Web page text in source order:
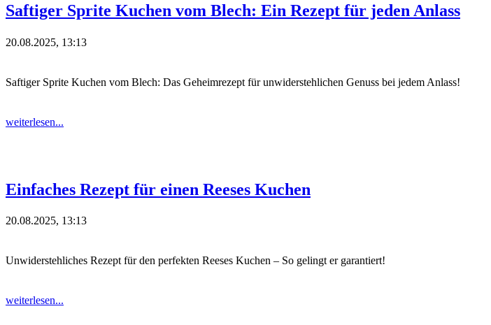
Saftiger Sprite Kuchen vom Blech: Ein Rezept für jeden Anlass
20.08.2025, 13:13
Saftiger Sprite Kuchen vom Blech: Das Geheimrezept für unwiderstehlichen Genuss bei jedem Anlass!
weiterlesen...
Einfaches Rezept für einen Reeses Kuchen
20.08.2025, 13:13
Unwiderstehliches Rezept für den perfekten Reeses Kuchen – So gelingt er garantiert!
weiterlesen...